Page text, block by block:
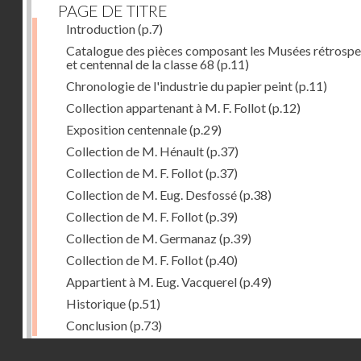
PAGE DE TITRE
Introduction(p.7)
Catalogue des pièces composant les Musées
et centennal de la classe 68 (p.11)
Chronologie de l'industrie du papier peint(p.11)
Collection appartenant à M. F. Follot(p.12)
Exposition centennale(p.29)
Collection de M. Hénault(p.37)
Collection de M. F. Follot(p.37)
Collection de M. Eug. Desfossé(p.38)
Collection de M. F. Follot(p.39)
Collection de M. Germanaz(p.39)
Collection de M. F. Follot(p.40)
Appartient à M. Eug. Vacquerel(p.49)
Historique(p.51)
Conclusion(p.73)